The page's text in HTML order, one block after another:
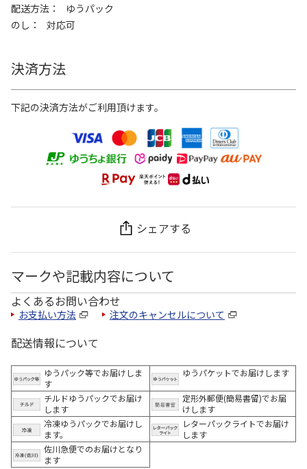
配送方法
ゆうパック
のし
対応可
決済方法
下記の決済方法がご利用頂けます。
シェアする
マークや記載内容について
よくあるお問い合わせ
お支払い方法 注文のキャンセルについて
配送情報について
ゆうパック等でお届けしま
す
ゆうパケットでお届けします
チルドゆうパックでお届け
します
定形外郵便(簡易書留)でお届
けします
冷凍ゆうパックでお届けし
ます。
レターパックライトでお届け
します
佐川急便でのお届けとなり
ます